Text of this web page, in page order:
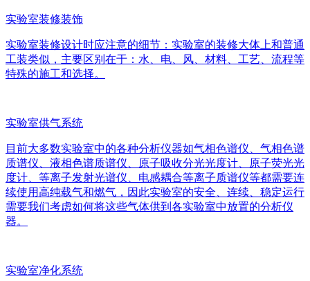
实验室装修装饰
实验室装修设计时应注意的细节：实验室的装修大体上和普通
工装类似，主要区别在于：水、电、风、材料、工艺、流程等
特殊的施工和选择。
实验室供气系统
目前大多数实验室中的各种分析仪器如气相色谱仪、气相色谱
质谱仪、液相色谱质谱仪、原子吸收分光光度计、原子荧光光
度计、等离子发射光谱仪、电感耦合等离子质谱仪等都需要连
续使用高纯载气和燃气，因此实验室的安全、连续、稳定运行
需要我们考虑如何将这些气体供到各实验室中放置的分析仪
器。
实验室净化系统